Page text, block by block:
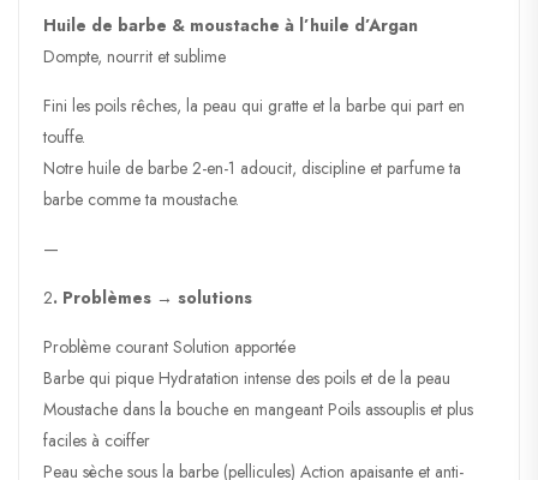
Huile de barbe & moustache à l’huile d’Argan
Dompte, nourrit et sublime
Fini les poils rêches, la peau qui gratte et la barbe qui part en
touffe.
Notre huile de barbe 2-en-1 adoucit, discipline et parfume ta
barbe comme ta moustache.
—
2. Problèmes → solutions
Problème courant Solution apportée
Barbe qui pique Hydratation intense des poils et de la peau
Moustache dans la bouche en mangeant Poils assouplis et plus
faciles à coiffer
Peau sèche sous la barbe (pellicules) Action apaisante et anti-